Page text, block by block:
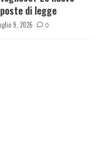
di legge
9, 2026 0